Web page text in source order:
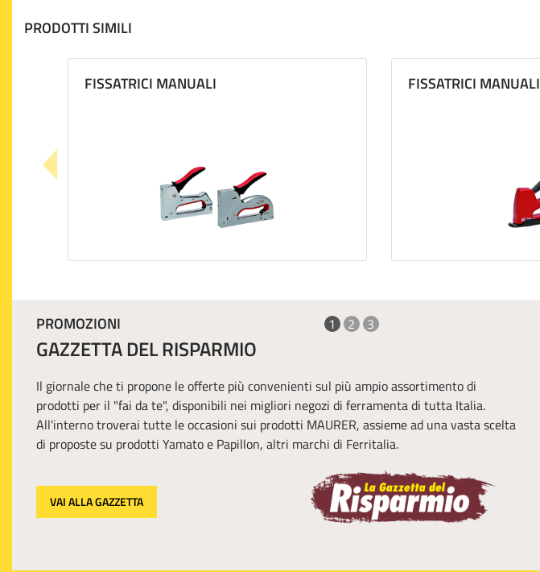
PRODOTTI SIMILI
FISSATRICI MANUALI FISSATRICI MANUALI
PROMOZIONI 1 2 3
GAZZETTA DEL RISPARMIO
Il giornale che ti propone le offerte più convenienti sul più ampio assortimento di
prodotti per il "fai da te", disponibili nei migliori negozi di ferramenta di tutta Italia.
All'interno troverai tutte le occasioni sui prodotti MAURER, assieme ad una vasta scelta
di proposte su prodotti Yamato e Papillon, altri marchi di Ferritalia.
VAI ALLA GAZZETTA